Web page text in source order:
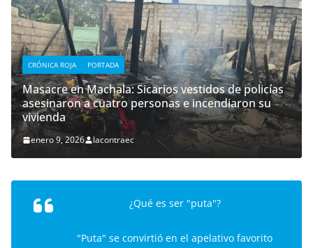
CRÓNICA ROJA PORTADA
Masacre en Machala: Sicarios vestidos de policías
asesinaron a cuatro personas e incendiaron su
vivienda
enero 9, 2026 lacontraec
¿Qué es ser "puta"?
"Puta" se convirtió en el apelativo favorito